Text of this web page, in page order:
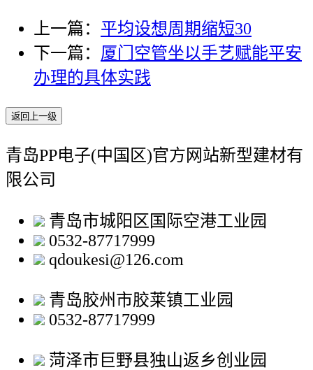
上一篇： 平均设想周期缩短30
下一篇： 厦门空管坐以手艺赋能平安
办理的具体实践
返回上一级
青岛PP电子(中国区)官方网站新型建材有
限公司
青岛市城阳区国际空港工业园
0532-87717999
qdoukesi@126.com
青岛胶州市胶莱镇工业园
0532-87717999
菏泽市巨野县独山返乡创业园